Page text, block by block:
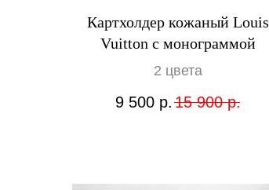
Картхолдер кожаный Louis
Vuitton с монограммой
2 цвета
9 500 р. 15 900 р.